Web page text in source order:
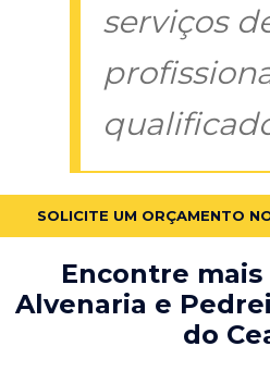
serviços
SOLICITE UM ORÇAMENTO
Encontre
Alvenaria e
do